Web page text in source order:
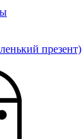
презент)